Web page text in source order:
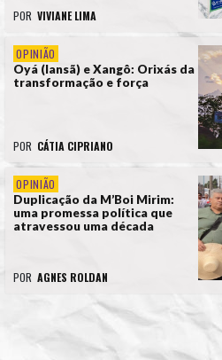
POR VIVIANE LIMA
OPINIÃO
Oyá (Iansã) e Xangô: Orixás da
transformação e força
POR CÁTIA CIPRIANO
OPINIÃO
Duplicação da M’Boi Mirim:
uma promessa política que
atravessou uma década
POR AGNES ROLDAN